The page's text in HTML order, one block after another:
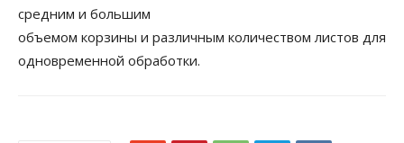
средним и большим
объемом корзины и различным количеством листов для
одновременной обработки.